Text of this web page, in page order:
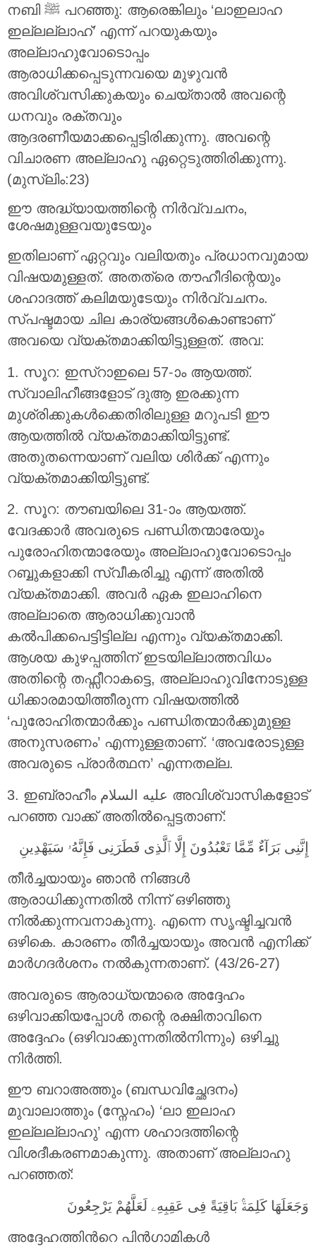
നബി ﷺ പറഞ്ഞു: ആരെങ്കിലും ‘ലാഇലാഹ
ഇല്ലല്ലാഹ്’ എന്ന് പറയുകയും
അല്ലാഹുവോടൊപ്പം
ആരാധിക്കപ്പെടുന്നവയെ മുഴുവൻ
അവിശ്വസിക്കുകയും ചെയ്‌താൽ അവന്റെ
ധനവും രക്തവും
ആദരണീയമാക്കപ്പെട്ടിരിക്കുന്നു. അവന്റെ
വിചാരണ അല്ലാഹു ഏറ്റെടുത്തിരിക്കുന്നു.
(മുസ്ലിം:23)
ഈ അദ്ധ്യായത്തിന്റെ നിർവ്വചനം,
ശേഷമുള്ളവയുടേയും
ഇതിലാണ് ഏറ്റവും വലിയതും പ്രധാനവുമായ
വിഷയമുള്ളത്. അതത്രെ തൗഹീദിന്റെയും
ശഹാദത്ത് കലിമയുടേയും നിർവ്വചനം.
സ്പഷ്ടമായ ചില കാര്യങ്ങൾകൊണ്ടാണ്
അവയെ വ്യക്തമാക്കിയിട്ടുള്ളത്. അവ:
1. സൂറ: ഇസ്റാഇലെ 57-ാം ആയത്ത്.
സ്വാലിഹീങ്ങളോട് ദുആ ഇരക്കുന്ന
മുശ്രിക്കുകൾക്കെതിരിലുള്ള മറുപടി ഈ
ആയത്തിൽ വ്യക്തമാക്കിയിട്ടുണ്ട്.
അതുതന്നെയാണ് വലിയ ശിർക്ക് എന്നും
വ്യക്തമാക്കിയിട്ടുണ്ട്.
2. സൂറ: തൗബയിലെ 31-ാം ആയത്ത്.
വേദക്കാർ അവരുടെ പണ്ഡിതന്മാരേയും
പുരോഹിതന്മാരേയും അല്ലാഹുവോടൊപ്പം
റബ്ബുകളാക്കി സ്വീകരിച്ചു എന്ന് അതിൽ
വ്യക്തമാക്കി. അവർ ഏക ഇലാഹിനെ
അല്ലാതെ ആരാധിക്കുവാൻ
കൽപിക്കപെട്ടിട്ടില്ല എന്നും വ്യക്തമാക്കി.
ആശയ കുഴപ്പത്തിന് ഇടയില്ലാത്തവിധം
അതിന്റെ തഫ്സീറാകട്ടെ, അല്ലാഹുവിനോടുള്ള
ധിക്കാരമായിത്തീരുന്ന വിഷയത്തിൽ
‘പുരോഹിതന്മാർക്കും പണ്ഡിതന്മാർക്കുമുള്ള
അനുസരണം’ എന്നുള്ളതാണ്. ‘അവരോടുള്ള
അവരുടെ പ്രാർത്ഥന’ എന്നതല്ല.
3. ഇബ്രാഹീം عليه السلام അവിശ്വാസികളോട്
പറഞ്ഞ വാക്ക് അതിൽപ്പെട്ടതാണ്:
إِنَّنِى بَرَآءٌ مِّمَّا تَعْبُدُونَ‏ إِلَّا ٱلَّذِى فَطَرَنِى فَإِنَّهُۥ سَيَهْدِينِ ‎
തീർച്ചയായും ഞാൻ നിങ്ങൾ
ആരാധിക്കുന്നതിൽ നിന്ന് ഒഴിഞ്ഞു
നിൽക്കുന്നവനാകുന്നു. എന്നെ സൃഷ്ടിച്ചവൻ
ഒഴികെ. കാരണം തീര്‍ച്ചയായും അവന്‍ എനിക്ക്
മാര്‍ഗദര്‍ശനം നല്‍കുന്നതാണ്‌. (43/26-27)
അവരുടെ ആരാധ്യന്മാരെ അദ്ദേഹം
ഒഴിവാക്കിയപ്പോൾ തന്റെ രക്ഷിതാവിനെ
അദ്ദേഹം (ഒഴിവാക്കുന്നതിൽനിന്നും) ഒഴിച്ചു
നിർത്തി.
ഈ ബറാഅത്തും (ബന്ധവിച്ഛേദനം)
മുവാലാത്തും (സ്നേഹം) ‘ലാ ഇലാഹ
ഇല്ലല്ലാഹു’ എന്ന ശഹാദത്തിന്റെ
വിശദീകരണമാകുന്നു. അതാണ് അല്ലാഹു
പറഞ്ഞത്:
وَجَعَلَهَا كَلِمَةَۢ بَاقِيَةً فِى عَقِبِهِۦ لَعَلَّهُمْ يَرْجِعُونَ
അദ്ദേഹത്തിന്‍റെ പിന്‍ഗാമികള്‍